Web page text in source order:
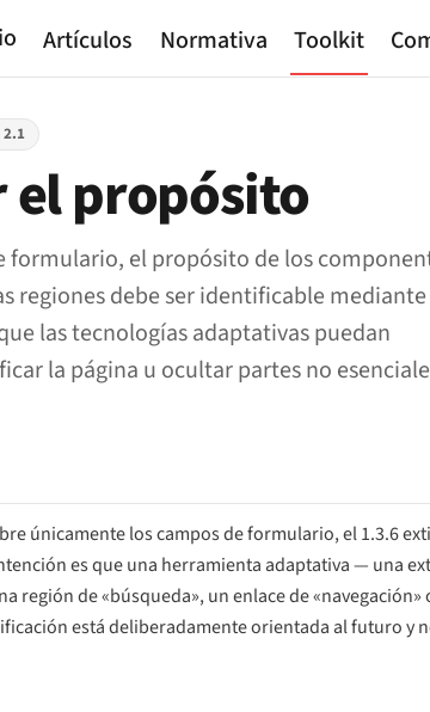
Artículos Normativa Toolkit
2.1
propósito
formulario, el propósito de los
regiones debe ser identificable mediante
las tecnologías adaptativas puedan
la página u ocultar partes no
únicamente los campos de formulario, el 1.3.6
es que una herramienta adaptativa — una
región de «búsqueda», un enlace de
está deliberadamente orientada al futuro y